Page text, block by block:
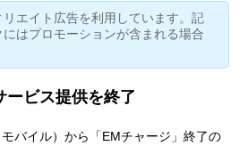
エイト広告を利用しています。記
はプロモーションが含まれる場合
ービス提供を終了
バイル）から「EMチャージ」終了の